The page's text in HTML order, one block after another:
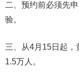
二、预约前必须先
验。
三、从4月15日起，
1.5万人。